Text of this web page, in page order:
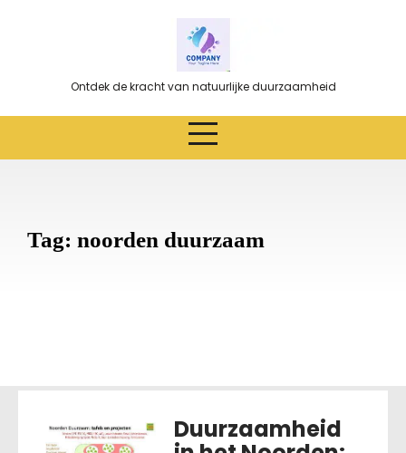
Ontdek de kracht van natuurlijke duurzaamheid
Tag: noorden duurzaam
Duurzaamheid